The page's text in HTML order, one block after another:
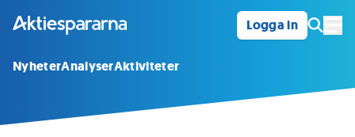
Logga in
NyheterAnalyserAktiviteter